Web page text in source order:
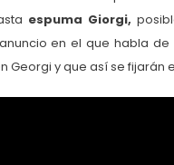
espuma Giorgi,
en el que habla
Georgi y que así se fijarán